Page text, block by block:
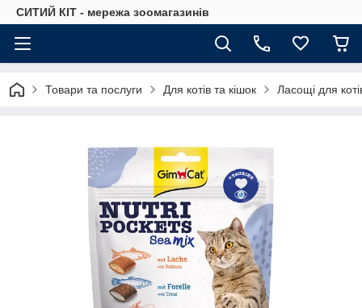
СИТИЙ КІТ - мережа зоомагазинів
Товари та послуги Для котів та кішок Ласощі для